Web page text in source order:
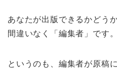
あなたが出版できるかどう
間違いなく「編集者」です。
というのも、編集者が原稿